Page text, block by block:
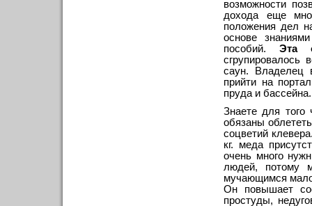
возможности
дохода еще
положения дел
основе
пособий.Эта
сгрупировалось
саун. Владелец
прийти на
пруда и бассейна.
Знаете для
обязаны
соцветий
кг. меда
очень много
людей, потому
мучающимся
Он повышает
простуды,